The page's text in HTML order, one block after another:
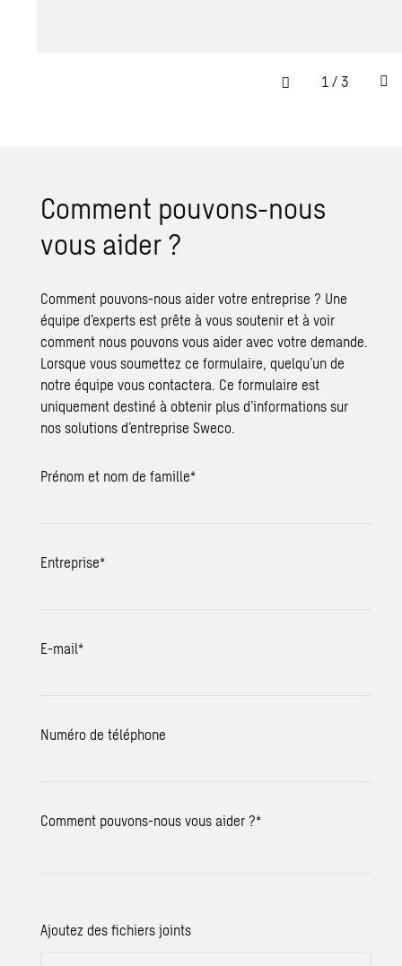
1 / 3
Comment pouvons-nous
vous aider ?
Comment pouvons-nous aider votre entreprise ? Une
équipe d’experts est prête à vous soutenir et à voir
comment nous pouvons vous aider avec votre demande.
Lorsque vous soumettez ce formulaire, quelqu’un de
notre équipe vous contactera. Ce formulaire est
uniquement destiné à obtenir plus d’informations sur
nos solutions d’entreprise Sweco.
Prénom et nom de famille*
Entreprise*
E-mail*
Numéro de téléphone
Comment pouvons-nous vous aider ?*
Ajoutez des fichiers joints